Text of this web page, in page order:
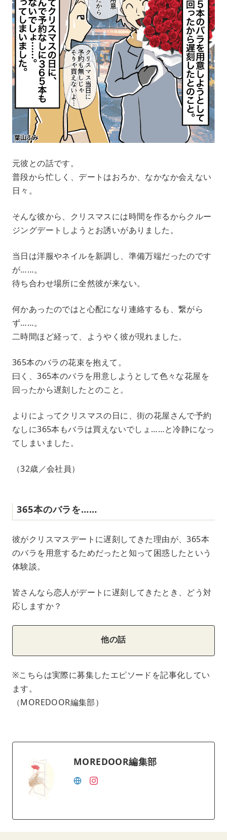
元彼との話です。
普段から忙しく、デートはおろか、なかなか会えない
日々。
そんな彼から、クリスマスには時間を作るからクルー
ジングデートしようとお誘いがありました。
当日は洋服やネイルを新調し、準備万端だったのです
が……。
待ち合わせ場所に全然彼が来ない。
何かあったのではと心配になり連絡するも、繋がら
ず……。
二時間ほど経って、ようやく彼が現れました。
365本のバラの花束を抱えて。
曰く、365本のバラを用意しようとして色々な花屋を
回ったから遅刻したとのこと。
よりによってクリスマスの日に、街の花屋さんで予約
なしに365本もバラは買えないでしょ……と冷静になっ
てしまいました。
（32歳／会社員）
365本のバラを……
彼がクリスマスデートに遅刻してきた理由が、365本
のバラを用意するためだったと知って困惑したという
体験談。
皆さんなら恋人がデートに遅刻してきたとき、どう対
応しますか？
他の話
※こちらは実際に募集したエピソードを記事化してい
ます。
（MOREDOOR編集部）
MOREDOOR編集部